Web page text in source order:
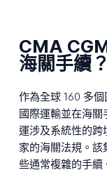
CMA
海關手續？
作為全球 160 多
國際運輸並在海
運涉及系統性的跨
家的海關法規。
些通常複雜的手續